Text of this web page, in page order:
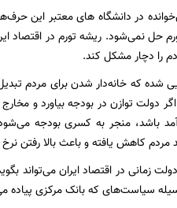
در دانشگاه های معتبر این
حل نمی‌شود. ریشه تورم در اقتصاد
را دچار مشکل کند.
شده که خانه‌دار شدن برای مردم
دولت توازن در بودجه بیاورد و
باشد، منجر به کسری بودجه
کاهش یافته و باعث بالا رفتن
زمانی در اقتصاد ایران می‌تواند
سیاست‌های که بانک مرکزی پیاده